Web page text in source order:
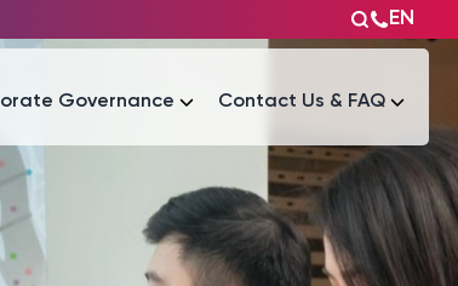
EN
Governance Contact Us & FAQ